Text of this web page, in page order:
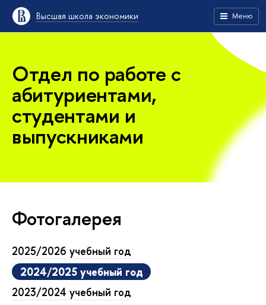
Высшая школа экономики Меню
Отдел по работе с
абитуриентами,
студентами и
выпускниками
Фотогалерея
2025/2026 учебный год
2024/2025 учебный год
2023/2024 учебный год